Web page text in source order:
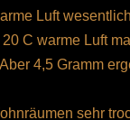
Luft
C warme Luft
4,5 Gramm
sehr